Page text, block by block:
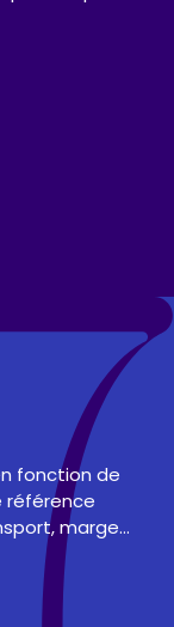
fonction de
référence
marge…